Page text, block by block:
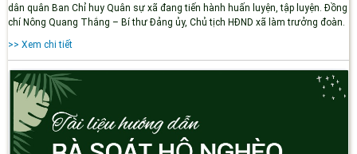
dân quân Ban Chỉ huy Quân sự xã đang tiến hành huấn luyện, tập luyện. Đồng
chí Nông Quang Thắng – Bí thư Đảng ủy, Chủ tịch HĐND xã làm trưởng đoàn.
>> Xem chi tiết